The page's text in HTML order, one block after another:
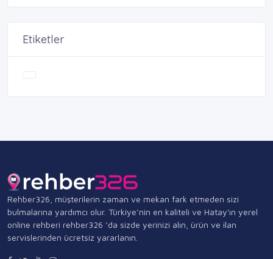
Etiketler
Rehber326, müşterilerin zaman ve mekan fark etmeden sizi
bulmalarına yardımcı olur. Türkiye’nin en kaliteli ve Hatay'ın yerel
online rehberi rehber326 ‘da sizde yerinizi alın, ürün ve ilan
servislerinden ücretsiz yararlanın.